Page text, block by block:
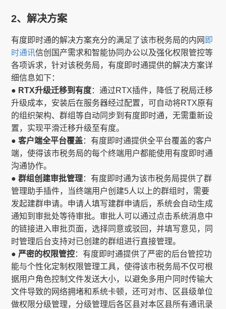
2、解决方案
有度即时通的解决方案充分的满足了该市税务局的内网 即
时通讯信创国产需求和智能协同办公以及强化权限管控等
各项诉求，针对该税务局，有度即时通提供的解决方案详
细信息如下：
● RTX升级迁移到有度：通过RTX插件，降低了税局迁移
升级成本，安装后在服务器经过配置，可自动将RTX原有
的组织架构、群组等自动同步到有度即时通，无需重新设
置，实现平滑迁移升级至有度。
● 客户端全平台覆盖：有度即时通提供全平台覆盖的客户
端，使得该市税务局的每个终端用户都能使用有度即时通
沟通协作。
● 群组创建审批管理：有度即时通为该市税务局提供了群
管理助手插件，当终端用户创建5人以上的群组时，需要
发起建群申请。申请人填写建群申请后，系统会自动生成
通知到审批处等待审批。审批人可以通过点击系统消息中
的链接进入审批页面，选择同意或驳回，并填写意见，同
时管理后台支持对已创建的群组进行直接管理。
● 严密的权限管控：有度即时通提供了严密的后台管控功
能与个性化定制权限管理工具，使得该市税务局不仅可根
据用户角色控制文件发送大小，以避免多用户同时传输大
文件导致的网络拥堵和系统卡顿，还可对市、区县级单位
做权限分级管理，分级管理后各区县对本区县所有通讯录